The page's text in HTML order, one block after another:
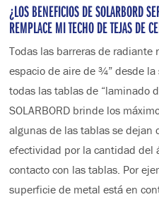
¿LOS BENEFICIOS DE SOLARBORD
REMPLACE MI TECHO DE TEJAS DE
Todas las barreras de
espacio de aire de ¾” desde
todas las tablas de “laminado
SOLARBORD brinde los
algunas de las tablas se dejan
efectividad por la cantidad del
contacto con las tablas. Por
superficie de metal está en